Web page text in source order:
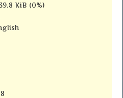
KiB (0%)